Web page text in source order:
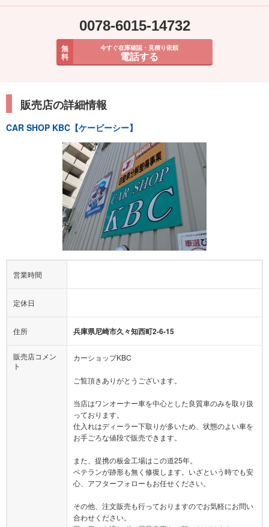
0078-6015-14732
無
料
今すぐ在庫確認・見積り依頼
電話する
販売店の詳細情報
CAR SHOP KBC【ケービーシー】
営業時間
定休日
住所 兵庫県尼崎市久々知西町2-6-15
販売店コメン
ト
カーショップKBC
ご覧頂きありがとうございます。
当店はワンオーナー車を中心とした良質車のみを取り扱
っております。
仕入れはディーラー下取りが多いため、状態のよい車を
お手ごろな値段で販売できます。
また、提携の板金工場はこの道25年。
ベテランが跡形も無く修復します。いざという時でも安
心、アフターフォローもお任せください。
その他、注文販売も行っておりますのでお気軽にお問い
合わせください。